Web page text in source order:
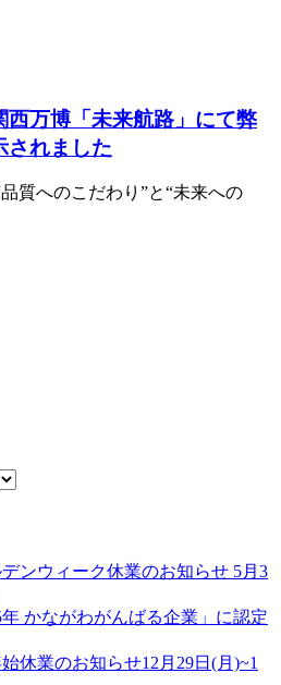
西万博「未来航路」にて弊
されました
質へのこだわり”と“未来への
デンウィーク休業のお知らせ 5月3
年 かながわがんばる企業」に認定
休業のお知らせ12月29日(月)~1